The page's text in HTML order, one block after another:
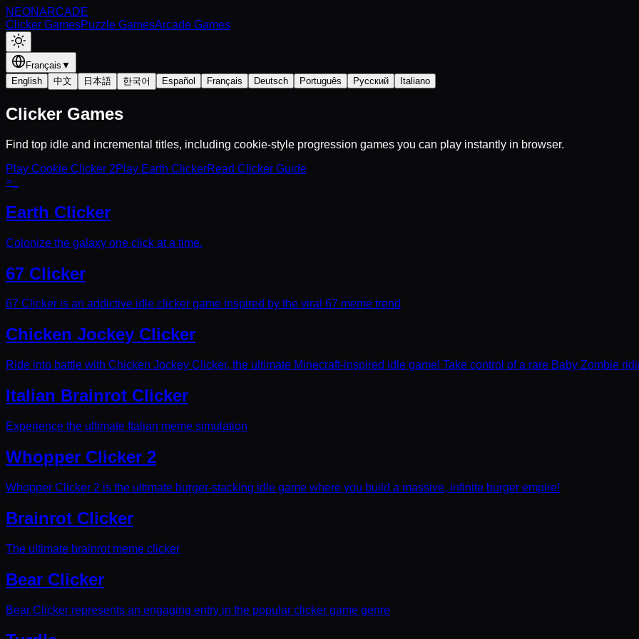
NEONARCADE
Clicker GamesPuzzle GamesArcade Games
Français ▼
English
中文 日本語 한국어 Español Français Deutsch Português Русский Italiano
Clicker Games
Find top idle and incremental titles, including cookie-style progression games you can play instantly in browser.
Play Cookie Clicker 2Play Earth ClickerRead Clicker Guide
>_
Earth Clicker
Colonize the galaxy one click at a time.
67 Clicker
67 Clicker is an addictive idle clicker game inspired by the viral 67 meme trend
Chicken Jockey Clicker
Ride into battle with Chicken Jockey Clicker, the ultimate Minecraft-inspired idle game! Take control of a rare Baby Zombie
Italian Brainrot Clicker
Experience the ultimate Italian meme simulation
Whopper Clicker 2
Whopper Clicker 2 is the ultimate burger-stacking idle game where you build a massive, infinite burger empire!
Brainrot Clicker
The ultimate brainrot meme clicker
Bear Clicker
Bear Clicker represents an engaging entry in the popular clicker game genre